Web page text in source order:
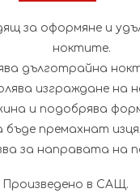
was:
23.52€
(46.00
лв.).
за оформяне и
ноктите.
дълготрайна
изграждане на
и подобрява
бъде премахнат
за направата на
Произведено в САЩ.